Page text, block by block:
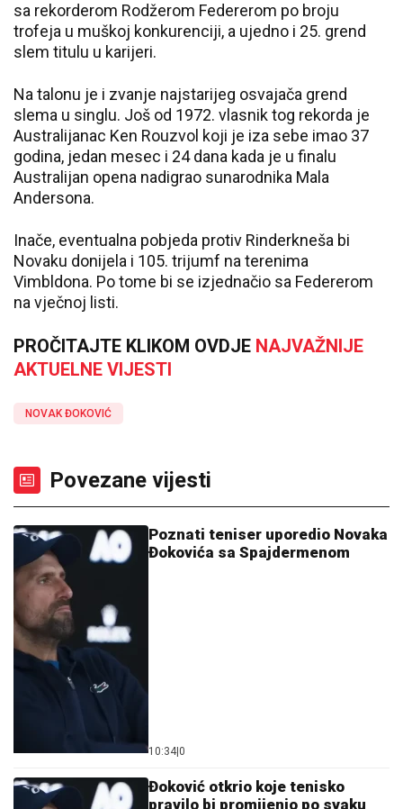
sa rekorderom Rodžerom Federerom po broju
trofeja u muškoj konkurenciji, a ujedno i 25. grend
slem titulu u karijeri.
Na talonu je i zvanje najstarijeg osvajača grend
slema u singlu. Još od 1972. vlasnik tog rekorda je
Australijanac Ken Rouzvol koji je iza sebe imao 37
godina, jedan mesec i 24 dana kada je u finalu
Australijan opena nadigrao sunarodnika Mala
Andersona.
Inače, eventualna pobjeda protiv Rinderkneša bi
Novaku donijela i 105. trijumf na terenima
Vimbldona. Po tome bi se izjednačio sa Federerom
na vječnoj listi.
PROČITAJTE KLIKOM OVDJE NAJVAŽNIJE
AKTUELNE VIJESTI
NOVAK ĐOKOVIĆ
Povezane vijesti
Poznati teniser uporedio Novaka
Đokovića sa Spajdermenom
10:34 0
Đoković otkrio koje tenisko
pravilo bi promijenio po svaku